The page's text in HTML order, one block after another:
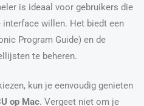
is ideaal voor gebruikers die
interface willen. Het biedt een
Program Guide) en de
te beheren.
kun je eenvoudig genieten
op Mac. Vergeet niet om je